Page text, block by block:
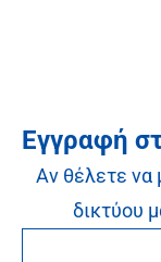
Εγγραφή
Αν θέλετε να
δικτύου